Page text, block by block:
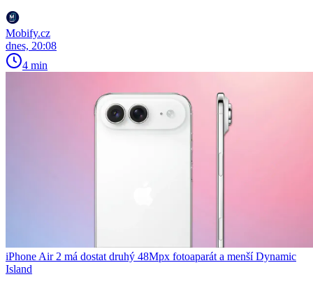
Mobify.cz
dnes, 20:08
4 min
iPhone Air 2 má dostat druhý 48Mpx fotoaparát a menší Dynamic
Island